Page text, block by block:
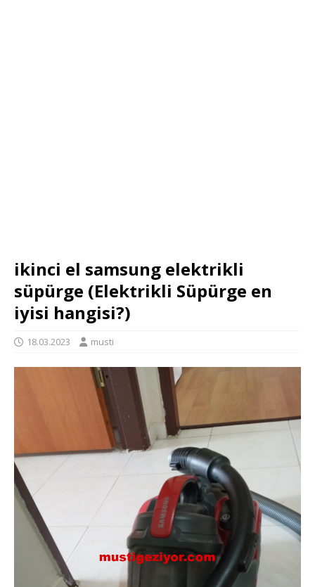
ikinci el samsung elektrikli
süpürge (Elektrikli Süpürge en
iyisi hangisi?)
18.03.2023 musti